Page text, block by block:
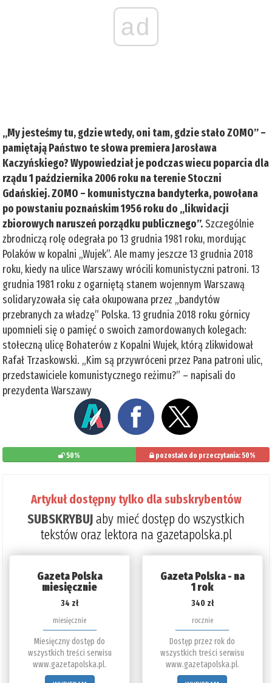
ad
„My jesteśmy tu, gdzie wtedy, oni tam, gdzie stało ZOMO” –
pamiętają Państwo te słowa premiera Jarosława
Kaczyńskiego? Wypowiedział je podczas wiecu poparcia dla
rządu 1 października 2006 roku na terenie Stoczni
Gdańskiej. ZOMO – komunistyczna bandyterka, powołana
po powstaniu poznańskim 1956 roku do „likwidacji
zbiorowych naruszeń porządku publicznego”.Szczególnie
zbrodniczą rolę odegrała po 13 grudnia 1981 roku, mordując
Polaków w kopalni „Wujek”. Ale mamy jeszcze 13 grudnia 2018
roku, kiedy na ulice Warszawy wrócili komunistyczni patroni. 13
grudnia 1981 roku z ogarniętą stanem wojennym Warszawą
solidaryzowała się cała okupowana przez „bandytów
przebranych za władzę” Polska. 13 grudnia 2018 roku górnicy
upomnieli się o pamięć o swoich zamordowanych kolegach:
stołeczną ulicę Bohaterów z Kopalni Wujek, którą zlikwidował
Rafał Trzaskowski. „Kim są przywróceni przez Pana patroni ulic,
przedstawiciele komunistycznego reżimu?” – napisali do
prezydenta Warszawy
50% pozostało do przeczytania: 50%
Artykuł dostępny tylko dla subskrybentów
SUBSKRYBUJaby mieć dostęp do wszystkich
tekstów oraz lektora na gazetapolska.pl
Gazeta Polska
miesięcznie
34 zł
miesięcznie
Miesięczny dostęp do
wszystkich treści serwisu
www.gazetapolska.pl.
Gazeta Polska - na
1 rok
340 zł
rocznie
Dostęp przez rok do
wszystkich treści serwisu
www.gazetapolska.pl.